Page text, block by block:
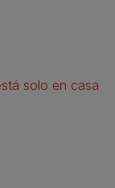
solo en casa